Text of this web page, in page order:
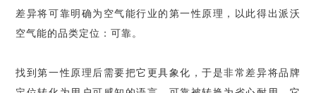
差异将可靠明确为空气能行业的第一性原理，以此得出派沃
空气能的品类定位：可靠。
找到第一性原理后需要把它更具象化，于是非常差异将品牌